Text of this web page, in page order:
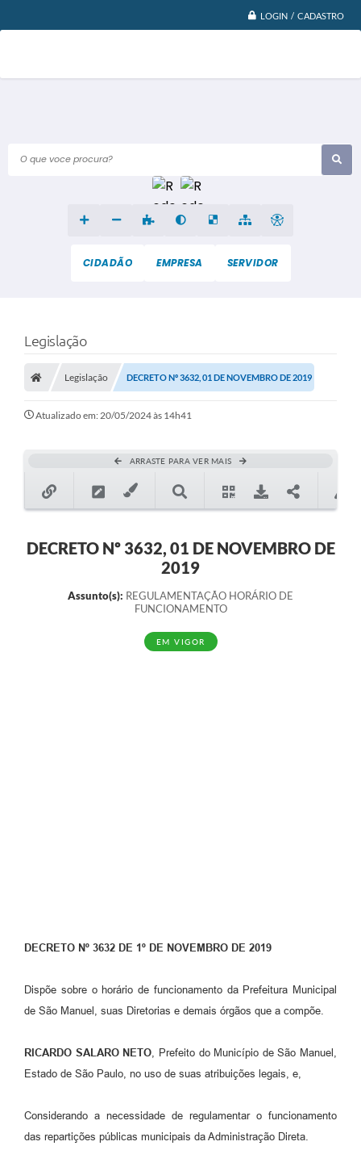
LOGIN / CADASTRO
O que voce procura?
CIDADÃO EMPRESA SERVIDOR
Legislação
Legislação DECRETO Nº 3632, 01 DE NOVEMBRO DE 2019
Atualizado em: 20/05/2024 às 14h41
ARRASTE PARA VER MAIS
DECRETO Nº 3632, 01 DE NOVEMBRO DE
2019
Assunto(s): REGULAMENTAÇÃO HORÁRIO DE
FUNCIONAMENTO
EM VIGOR
DECRETO Nº 3632 DE 1º DE NOVEMBRO DE 2019
Dispõe sobre o horário de funcionamento da Prefeitura Municipal
de São Manuel, suas Diretorias e demais órgãos que a compõe.
RICARDO SALARO NETO , Prefeito do Município de São Manuel,
Estado de São Paulo, no uso de suas atribuições legais, e,
Considerando a necessidade de regulamentar o funcionamento
das repartições públicas municipais da Administração Direta.